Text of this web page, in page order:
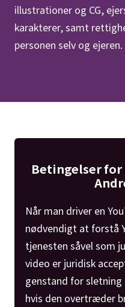
illustrationer og CG,
karakterer, samt
personen selv og ejeren.
Betingelser for
Når man driver en
nødvendigt at forstå
tjenesten såvel som
video er juridisk
genstand for
hvis den overtræder